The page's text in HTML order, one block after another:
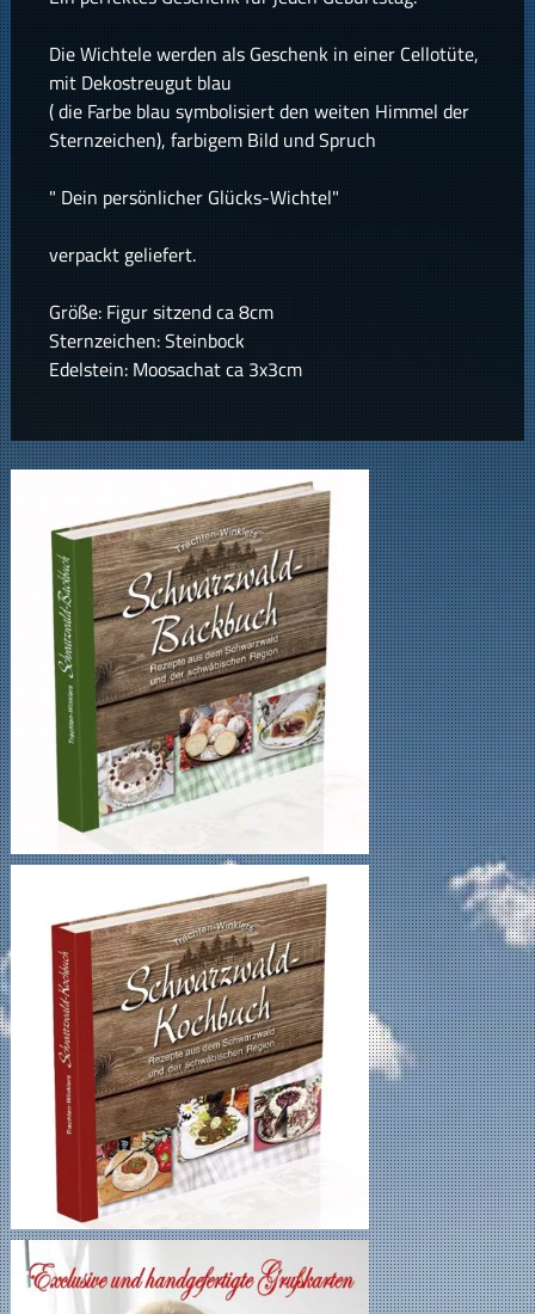
Die Wichtele werden als Geschenk in einer Cellotüte,
mit Dekostreugut blau
( die Farbe blau symbolisiert den weiten Himmel der
Sternzeichen), farbigem Bild und Spruch
" Dein persönlicher Glücks-Wichtel"
verpackt geliefert.
Größe: Figur sitzend ca 8cm
Sternzeichen: Steinbock
Edelstein: Moosachat ca 3x3cm